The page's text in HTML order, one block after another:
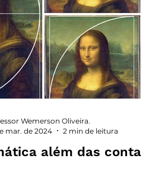
além das contas
Wemerson Oliveira.
mar. de 2024
2 min de leitura